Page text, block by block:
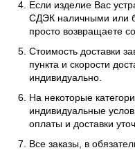
Если изделие Вас
СДЭК наличными или
просто возвращаете
Стоимость доставки
пункта и скорости
индивидуально.
На некоторые
индивидуальные
оплаты и доставки
Все заказы, в